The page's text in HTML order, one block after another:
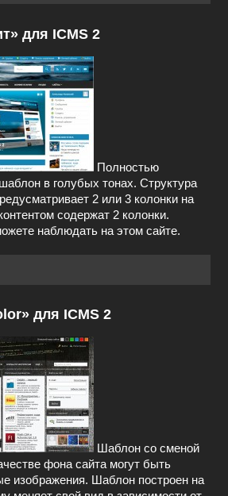
для ICMS 2
Полностью
в голубых тонах. Структура
2 или 3 колонки на
содержат 2 колонки.
наблюдать на этом сайте.
для ICMS 2
Шаблон со сменой
фона сайта могут быть
изображения. Шаблон построен на